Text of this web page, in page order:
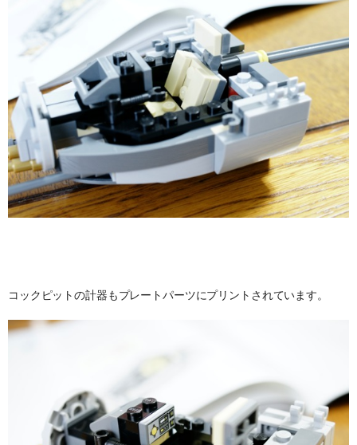
コックピットの計器もプレートパーツにプリントされています。